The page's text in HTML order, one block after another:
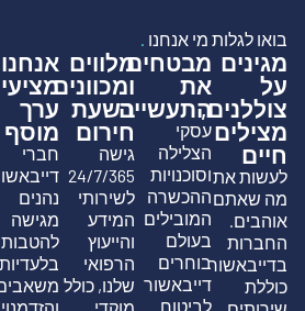
בואו לגלות מי אנחנו.
מגינים
על
צוללנים,
מצילים
חיים
לעשות את
מה שאתם
אוהבים.
החברות
בדייבאשור
כוללת
מבטחים
את
התעשייה
עסקי
הצלילה
וסוכנויות
ההכשרה
המובילים
בעולם
בוחרים
דייבאשור
לביטוח
מלווים
ומכוונים
בשעת
חירום
גישה
24/7/365
לשירותי
המידע
והייעוץ
הרפואי
שלנו, כולל
אנחנו
ערך
מוסף
חברי
דייבאשור
נהנים
מגישה
להטבות
בלעדיות,
משאבים